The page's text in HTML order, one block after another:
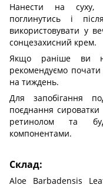
Нанести на суху,
поглинутись і
використовувати у
сонцезахисний крем.
Якщо раніше ви не
рекомендуємо почати
на тиждень.
Для запобігання
поєднання
ретинолом та
компонентами.
Склад:
Aloe Barbadensis